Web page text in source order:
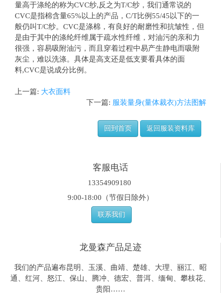
量高于涤纶的称为CVC纱,反之为T/C纱，我们通常说的
CVC是指棉含量65%以上的产品，C/T比例55/45以下的一
般仍叫T/C纱。CVC是涤棉，有良好的耐磨性和抗皱性，但
是由于其中的涤纶纤维属于疏水性纤维，对油污的亲和力
很强，容易吸附油污，而且穿着过程中易产生静电而吸附
灰尘，难以洗涤。具体是高支还是低支要看具体的面
料,CVC是说成分比例。
上一篇: 大衣面料
下一篇: 服装量身(量体裁衣)方法图解
回到首页 返回服装资料库
客服电话
13354909180
9:00-18:00（节假日除外）
联系我们
龙曼森产品足迹
我们的产品遍布昆明、玉溪、曲靖、楚雄、大理、丽江、昭
通、红河、怒江、保山、腾冲、德宏、普洱、缅甸、攀枝花、
贵阳……